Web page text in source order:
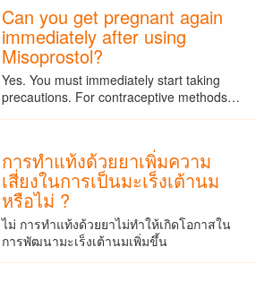
Can you get pregnant again
immediately after using
Misoprostol?
Yes. You must immediately start taking
precautions. For contraceptive methods…
การทำแท้งด้วยยาเพิ่มความ
เสี่ยงในการเป็นมะเร็งเต้านม
หรือไม่ ?
ไม่ การทำแท้งด้วยยาไม่ทำให้เกิดโอกาสใน
การพัฒนามะเร็งเต้านมเพิ่มขึ้น